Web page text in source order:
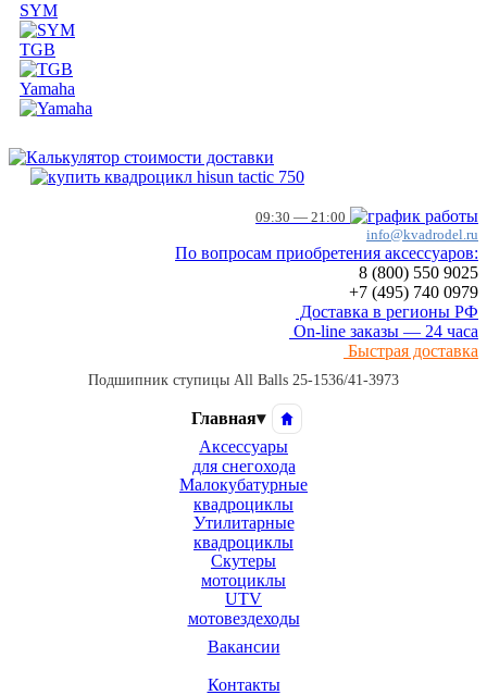
SYM
TGB
Yamaha
09:30 — 21:00
info@kvadrodel.ru
По вопросам приобретения аксессуаров:
8 (800) 550 9025
+7 (495) 740 0979
Доставка в регионы РФ
On-line заказы — 24 часа
Быстрая доставка
Подшипник ступицы All Balls 25-1536/41-3973
Главная▾
Аксессуары
для снегохода
Малокубатурные
квадроциклы
Утилитарные
квадроциклы
Скутеры
мотоциклы
UTV
мотовездеходы
Вакансии
Контакты